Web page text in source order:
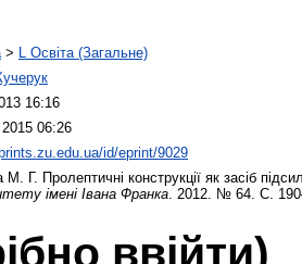
> L Освіта (Загальне)
16:16
06:26
id/eprint/9029
М. Г. Пролептичні конструкції як засіб
імені Івана Франка . 2012. № 64. С.
ввійти)